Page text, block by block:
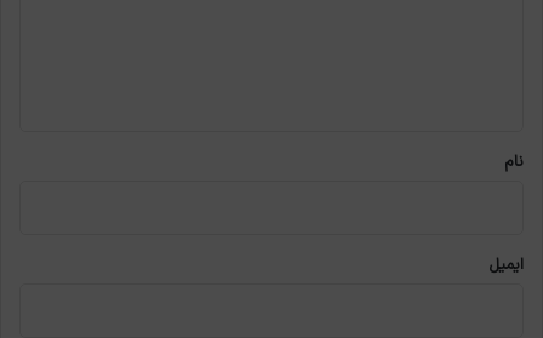
نام
ایمیل